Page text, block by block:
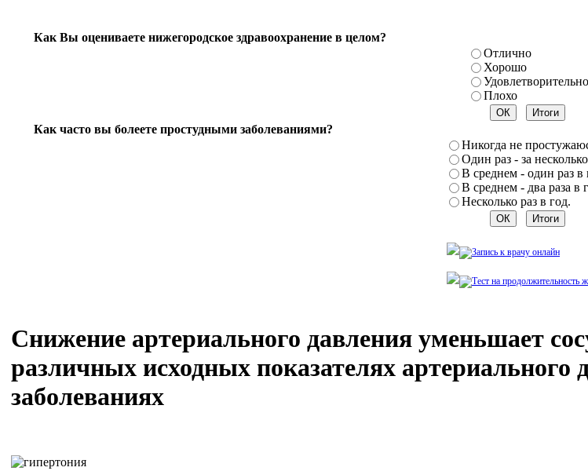
Как Вы оцениваете нижегородское здравоохранение в целом?
Отлично
Хорошо
Удовлетворительно
Плохо
Как часто вы болеете простудными заболеваниями?
Никогда не
Один раз - за
В среднем - один раз в
В среднем - два раза в
Несколько раз в год.
Снижение артериального давления уменьшает
различных исходных показателях артериального
заболеваниях